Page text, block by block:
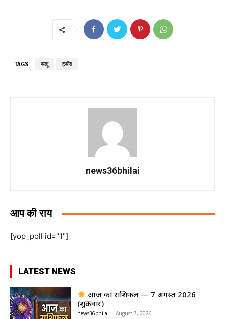
TAGS सब्बू हसीब
news36bhilai
आप की राय
[yop_poll id="1"]
LATEST NEWS
आज का राशिफल — 7 अगस्त 2026
(शुक्रवार)
news36bhilai - August 7, 2026